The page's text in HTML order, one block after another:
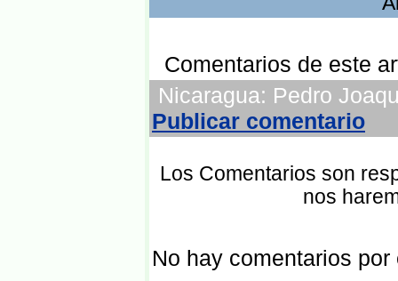
Comentarios de este
Nicaragua: Pedro
Publicar comentario
Los Comentarios son
nos
No hay comentarios por